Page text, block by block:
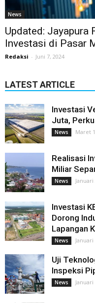
News
Updated: Jayapura
Investasi di Pasar
Redaksi - Juni 7, 2024
LATEST ARTICLE
Investasi
Juta,
News Maret
Realisasi
Miliar
News Januari
Investasi
Dorong
Lapangan
News Januari
Uji
Inspeksi
News Januari